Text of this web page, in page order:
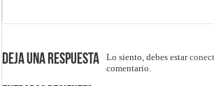
Deja una respuesta Lo siento, debes estar
comentario.